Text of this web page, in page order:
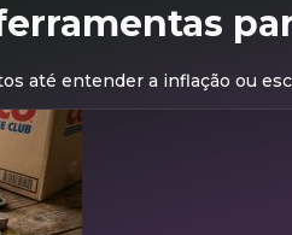
até entender a inflação ou